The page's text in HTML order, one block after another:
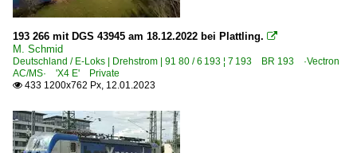
193 266 mit DGS 43945 am 18.12.2022 bei Plattling. 
M. Schmid
Deutschland / E-Loks | Drehstrom | 91 80 / 6 193 ¦ 7 193 BR 193 ·Vectron
AC/MS· 'X4 E' Private
 433 1200x762 Px, 12.01.2023